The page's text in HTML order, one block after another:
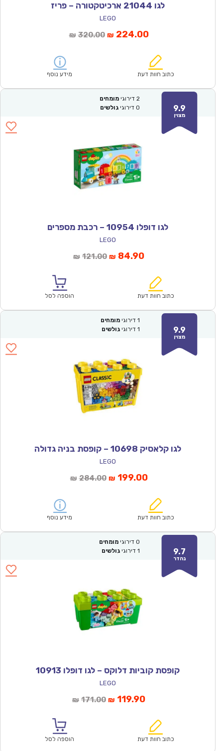
לגו 21044 ארכיטקטורה – פריז
LEGO
₪ 320.00המחיר
₪320.00.
₪ 224.00המחיר
הוא:
כתוב חוות דעת מידע נוסף
9.9
מצוין
2 דירוגי מומחים
0 דירוגי גולשים
לגו דופלו 10954 – רכבת מספרים
LEGO
₪ 121.00המחיר
₪121.00.
₪ 84.90המחיר
הוא:
כתוב חוות דעת הוספה לסל
9.9
מצוין
1 דירוגי מומחים
1 דירוגי גולשים
לגו קלאסיק 10698 – קופסת בניה גדולה
LEGO
₪ 284.00המחיר
₪284.00.
₪ 199.00המחיר
הוא:
כתוב חוות דעת מידע נוסף
9.7
נהדר
0 דירוגי מומחים
1 דירוגי גולשים
קופסת קוביות דלוקס – לגו דופלו 10913
LEGO
₪ 171.00המחיר
₪171.00.
₪ 119.90המחיר
הוא:
כתוב חוות דעת הוספה לסל